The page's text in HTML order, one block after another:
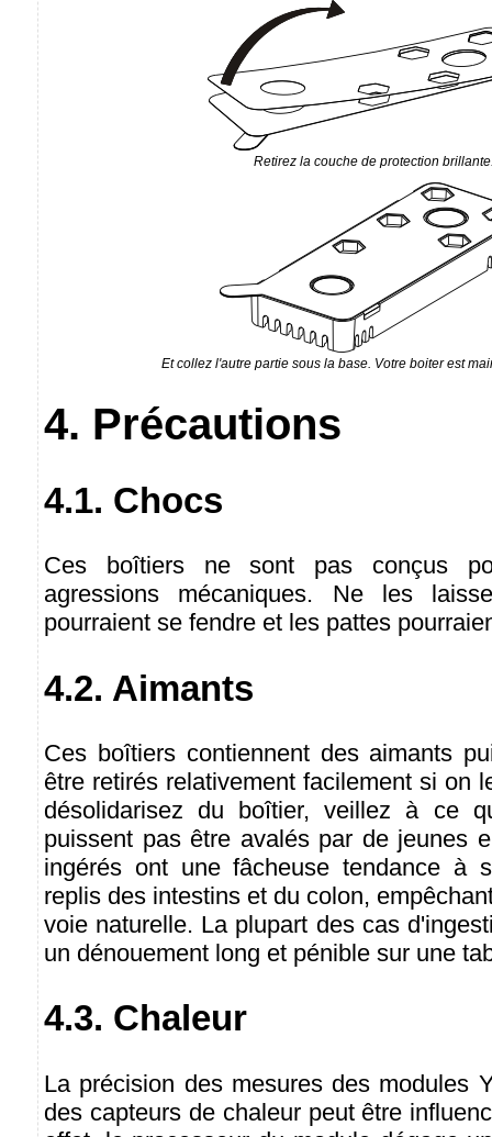
Retirez la couche de protection
Et collez l'autre partie sous la base. Votre boiter est
4. Précautions
4.1. Chocs
Ces boîtiers ne sont pas conçus
agressions mécaniques. Ne les
pourraient se fendre et les pattes
4.2. Aimants
Ces boîtiers contiennent des aimants
être retirés relativement facilement si on
désolidarisez du boîtier, veillez à ce
puissent pas être avalés par de jeunes
ingérés ont une fâcheuse tendance à
replis des intestins et du colon,
voie naturelle. La plupart des cas
un dénouement long et pénible sur une
4.3. Chaleur
La précision des mesures des modules
des capteurs de chaleur peut être